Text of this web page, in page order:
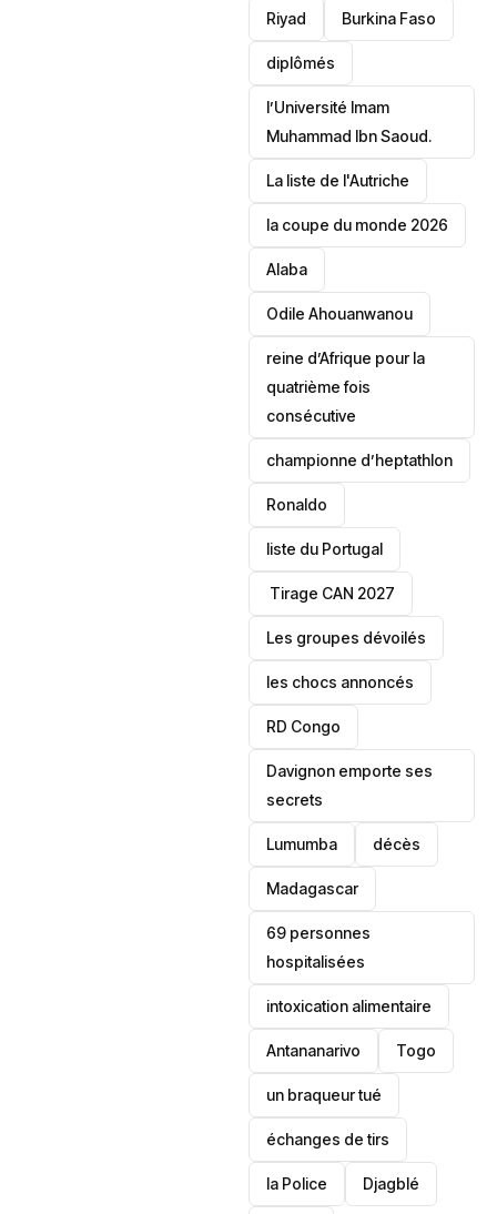
Riyad Burkina Faso
diplômés
l’Université Imam
Muhammad Ibn Saoud.
‎La liste de l'Autriche
la coupe du monde 2026
Alaba
Odile Ahouanwanou
reine d’Afrique pour la
quatrième fois
consécutive
championne d’heptathlon
Ronaldo
liste du Portugal
‎ Tirage CAN 2027
Les groupes dévoilés
les chocs annoncés
‎RD Congo
Davignon emporte ses
secrets
Lumumba décès
‎Madagascar
69 personnes
hospitalisées
intoxication alimentaire
Antananarivo ‎Togo
un braqueur tué
échanges de tirs
la Police Djagblé